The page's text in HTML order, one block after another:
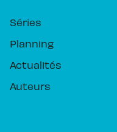
Séries
Planning
Actualités
Auteurs